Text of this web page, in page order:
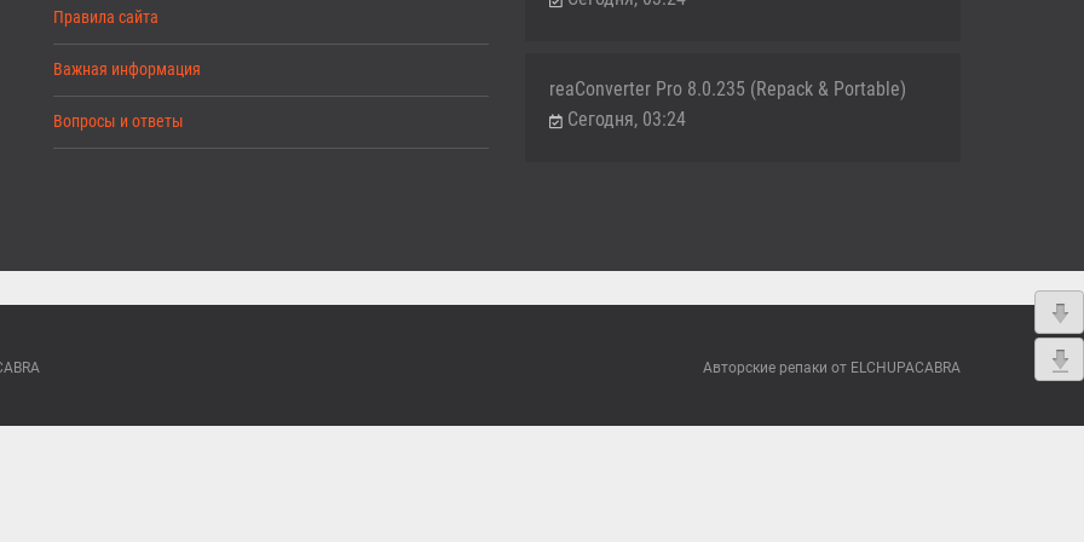
Правила сайта
Важная информация
Вопросы и ответы
reaConverter Pro 8.0.235 (Repack & Portable)
Сегодня, 03:24
Авторские репаки от ELCHUPACABRA